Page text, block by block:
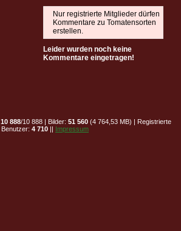
Nur registrierte Mitglieder dürfen
Kommentare zu Tomatensorten
erstellen.
Leider wurden noch keine
Kommentare eingetragen!
10 888/10 888 | Bilder: 51 560(4 764,53 MB) | Registrierte
Benutzer: 4 710 || Impressum